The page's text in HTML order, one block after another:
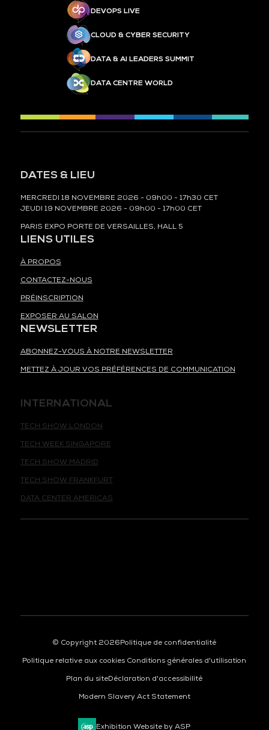
DEVOPS LIVE
CLOUD & CYBER SECURITY
DATA & AI LEADERS SUMMIT
DATA CENTRE WORLD
DATES & LIEU
MERCREDI 18 NOVEMBRE 2026 - 09h00 - 17h30 CET
JEUDI 19 NOVEMBRE 2026 - 09h00 - 17h00 CET
PARIS EXPO PORTE DE VERSAILLES, HALL 5
LIENS UTILES
À PROPOS
CONTACTEZ-NOUS
PRÉINSCRIPTION
EXPOSER AU SALON
NEWSLETTER
ABONNEZ-VOUS À NOTRE NEWSLETTER
METTEZ À JOUR VOS PRÉFÉRENCES DE COMMUNICATION
TECH WEEK SINGAPORE
TECH SHOW MADRID
TECH SHOW FRANKFURT
DATA CENTER AMERICAS
© Copyright 2026Politique de confidentialité
Politique relative aux cookies Conditions générales d'utilisation
Plan du siteDéclaration d'accessibilité
Modern Slavery Act Statement
Exhibition Website by ASP